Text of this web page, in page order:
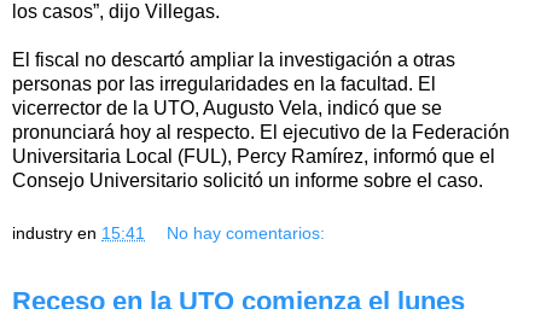
los casos”, dijo Villegas.
El fiscal no descartó ampliar la investigación a otras
personas por las irregularidades en la facultad. El
vicerrector de la UTO, Augusto Vela, indicó que se
pronunciará hoy al respecto. El ejecutivo de la Federación
Universitaria Local (FUL), Percy Ramírez, informó que el
Consejo Universitario solicitó un informe sobre el caso.
industry en 15:41 No hay comentarios:
Receso en la UTO comienza el lunes